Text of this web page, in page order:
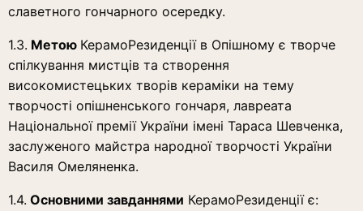
славетного гончарного осередку.
1.3. Метою КерамоРезиденції в Опішному є творче
спілкування мистців та створення
високомистецьких творів кераміки на тему
творчості опішненського гончаря, лавреата
Національної премії України імені Тараса Шевченка,
заслуженого майстра народної творчості України
Василя Омеляненка.
1.4. Основними завданнями КерамоРезиденції є: